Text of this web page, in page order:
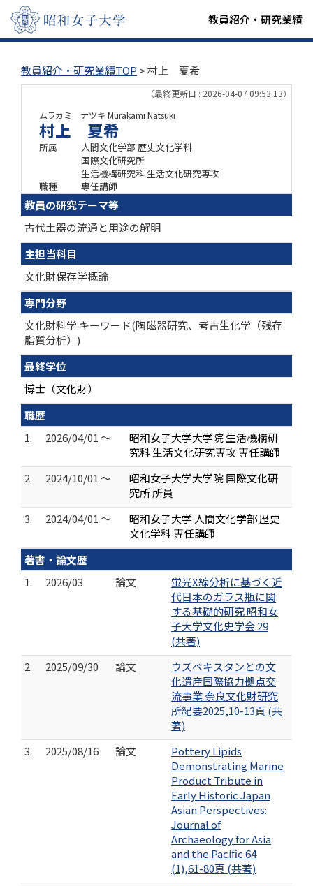
教員紹介・研究業績
教員紹介・研究業績TOP > 村上 夏希
（最終更新日 : 2026-04-07 09:53:13）
ムラカミ ナツキ Murakami Natsuki
村上 夏希
所属
人間文化学部 歴史文化学科
国際文化研究所
生活機構研究科 生活文化研究専攻
職種
専任講師
教員の研究テーマ等
古代土器の流通と用途の解明
主担当科目
文化財保存学概論
専門分野
文化財科学 キーワード(陶磁器研究、考古生化学（残存
脂質分析）)
最終学位
博士（文化財）
職歴
1.
2026/04/01 ～
昭和女子大学大学院 生活機構研
究科 生活文化研究専攻 専任講師
2.
2024/10/01 ～
昭和女子大学大学院 国際文化研
究所 所員
3.
2024/04/01 ～
昭和女子大学 人間文化学部 歴史
文化学科 専任講師
著書・論文歴
1.
2026/03 論文
蛍光X線分析に基づく近
代日本のガラス瓶に関
する基礎的研究 昭和女
子大学文化史学会 29
(共著)
2.
2025/09/30 論文
ウズベキスタンとの文
化遺産国際協力拠点交
流事業 奈良文化財研究
所紀要2025,10-13頁 (共
著)
3.
2025/08/16 論文
Pottery Lipids
Demonstrating Marine
Product Tribute in
Early Historic Japan
Asian Perspectives:
Journal of
Archaeology for Asia
and the Pacific 64
(1),61-80頁 (共著)